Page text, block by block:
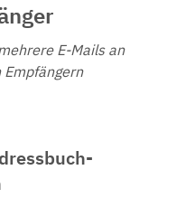
E-Mails an
Empfängern